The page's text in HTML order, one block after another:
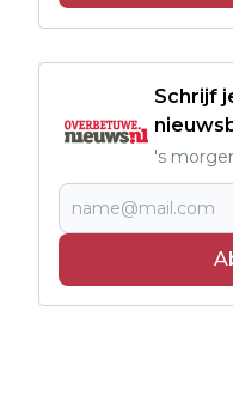
Schrijf
's